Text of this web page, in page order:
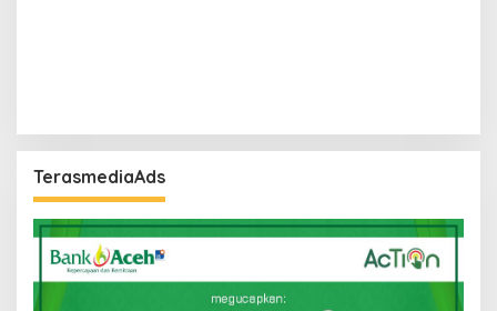
TerasmediaAds